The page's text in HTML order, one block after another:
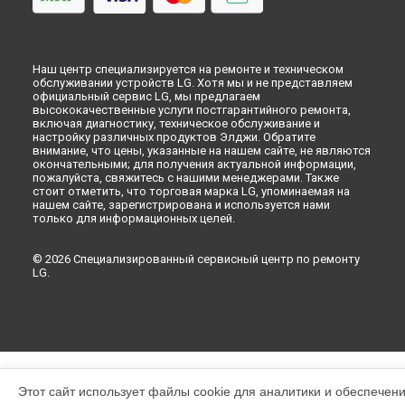
Наш центр специализируется на ремонте и техническом
обслуживании устройств LG. Хотя мы и не представляем
официальный сервис LG, мы предлагаем
высококачественные услуги постгарантийного ремонта,
включая диагностику, техническое обслуживание и
настройку различных продуктов Элджи. Обратите
внимание, что цены, указанные на нашем сайте, не являются
окончательными; для получения актуальной информации,
пожалуйста, свяжитесь с нашими менеджерами. Также
стоит отметить, что торговая марка LG, упоминаемая на
нашем сайте, зарегистрирована и используется нами
только для информационных целей.
© 2026 Специализированный сервисный центр по ремонту
LG.
Этот сайт использует файлы cookie для аналитики и